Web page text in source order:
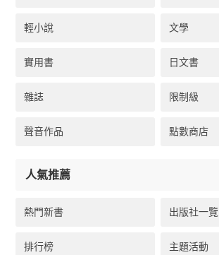
輕小說 文學
實用書 日文書
雜誌 限制級
聲音作品 點數商店
人氣推薦
熱門新書 出版社一覽
排行榜 主題活動